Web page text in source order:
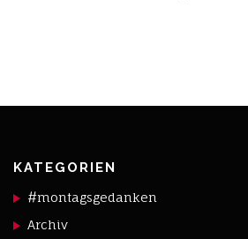
KATEGORIEN
#montagsgedanken
Archiv